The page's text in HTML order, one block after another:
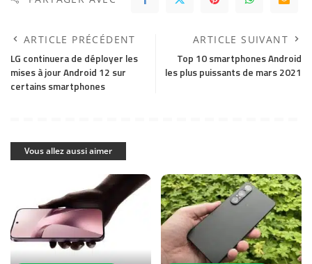
ARTICLE PRÉCÉDENT
LG continuera de déployer les
mises à jour Android 12 sur
certains smartphones
ARTICLE SUIVANT
Top 10 smartphones Android
les plus puissants de mars 2021
Vous allez aussi aimer